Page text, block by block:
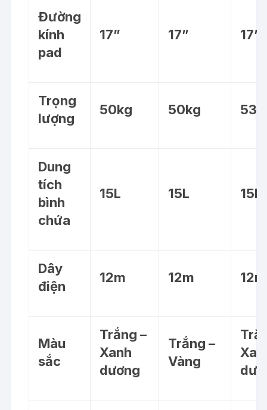
Đường
kính
pad
17” 17” 17”
Trọng
lượng
50kg 50kg
Dung
tích
bình
chứa
15L 15L 15L
Dây
điện
12m 12m 12m
Màu
sắc
Trắng –
Xanh
dương
Trắng –
Vàng